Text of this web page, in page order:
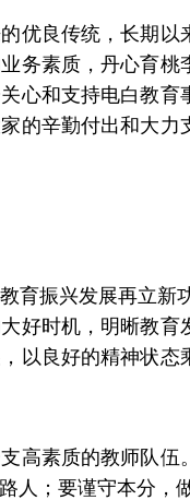
优良传统，长期
务素质，丹心育
心和支持电白教
的辛勤付出和大
育振兴发展再立新
好时机，明晰教
以良好的精神状
高素质的教师队
人；要谨守本分，